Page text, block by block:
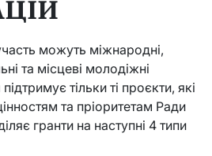
можуть міжнародні,
та місцеві молодіжні
тільки ті проєкти, які
та пріоритетам Ради
гранти на наступні 4 типи